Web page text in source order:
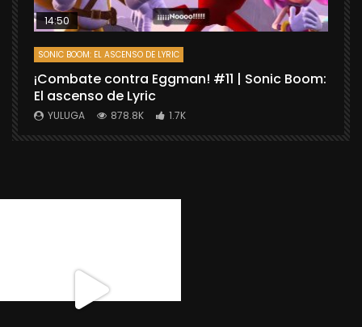
14:50
SONIC BOOM: EL ASCENSO DE LYRIC
¡Combate contra Eggman! #11 | Sonic Boom:
El ascenso de Lyric
YULUGA 878.8K 1.7K